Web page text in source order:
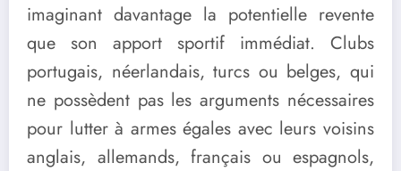
imaginant davantage la potentielle revente
que son apport sportif immédiat. Clubs
portugais, néerlandais, turcs ou belges, qui
ne possèdent pas les arguments nécessaires
pour lutter à armes égales avec leurs voisins
anglais, allemands, français ou espagnols,